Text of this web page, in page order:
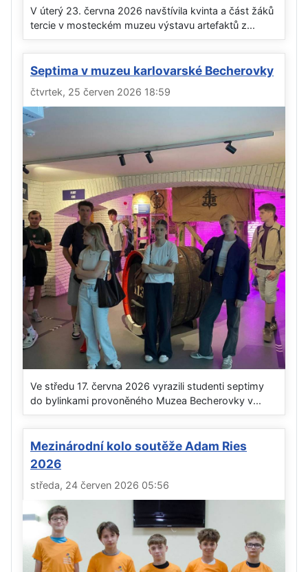
V úterý 23. června 2026 navštívila kvinta a část žáků
tercie v mosteckém muzeu výstavu artefaktů z...
Septima v muzeu karlovarské Becherovky
čtvrtek, 25 červen 2026 18:59
Ve středu 17. června 2026 vyrazili studenti septimy
do bylinkami provoněného Muzea Becherovky v...
Mezinárodní kolo soutěže Adam Ries
2026
středa, 24 červen 2026 05:56